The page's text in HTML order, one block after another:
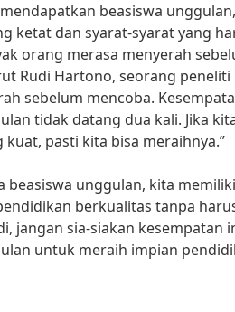
beasiswa
ketat dan syarat-syarat yang
orang merasa menyerah
Rudi Hartono, seorang peneliti
sebelum mencoba.
tidak datang dua kali. Jika
kuat, pasti kita bisa meraihnya.”
beasiswa unggulan, kita
berkualitas tanpa
jangan sia-siakan kesempatan
untuk meraih impian